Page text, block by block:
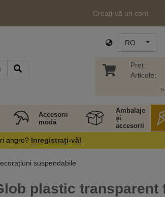
Creați-vă un cont
RO
Preț:
Articole:
Accesorii
modă
Ambalaje
și
accesorii
angro? Inregistrați-vă!
suspendabile
plastic transparent